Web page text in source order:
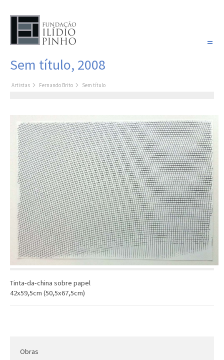
Fotografia
Desenho
Escultura
Filme /
Vídeo
Instalação
Livro de
Artista
Outros
Gravura
Sem título, 2008
Artistas Fernando Brito Sem título
Tinta-da-china sobre papel
42x59,5cm (50,5x67,5cm)
Obras